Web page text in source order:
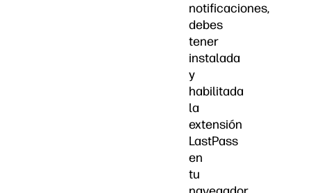
notificaciones,
debes
tener
instalada
y
habilitada
la
extensión
LastPass
en
tu